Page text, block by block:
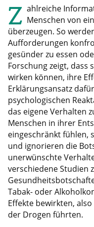
Z ahlreiche
Menschen von
überzeugen. So
Aufforderungen
gesünder zu essen
Forschung zeigt, dass
wirken können, ihre
Erklärungsansatz
psychologischen
das eigene Verhalten
Menschen in ihrer
eingeschränkt fühlen,
und ignorieren die
unerwünschte
verschiedene Studien
Tabak- oder
Effekte bewirkten,
der Drogen führten.